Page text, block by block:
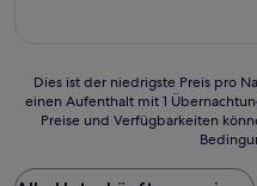
Dies
ist
Preis
Dies ist der niedrigste Preis pro
einen Aufenthalt mit 1
Preise und Verfügbarkeiten